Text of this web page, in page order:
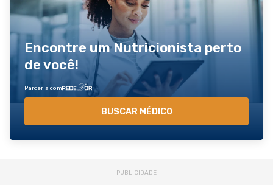
Encontre um Nutricionista perto
de você!
Parceria com
BUSCAR MÉDICO